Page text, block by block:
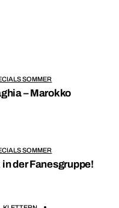
SOMMER
– Marokko
SOMMER
der Fanesgruppe!